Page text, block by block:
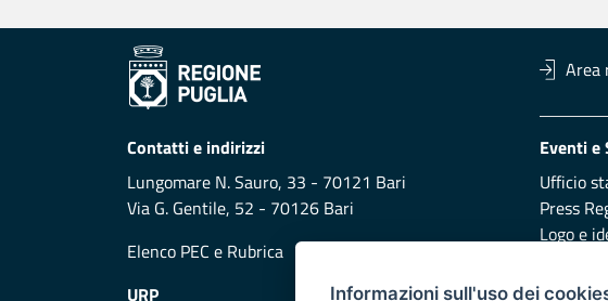
Area
Contatti e indirizzi
Lungomare N. Sauro, 33 - 70121 Bari
Via G. Gentile, 52 - 70126 Bari
Elenco PEC e Rubrica
Eventi e
Ufficio
Press
Logo e
URP Informazioni sull'uso dei